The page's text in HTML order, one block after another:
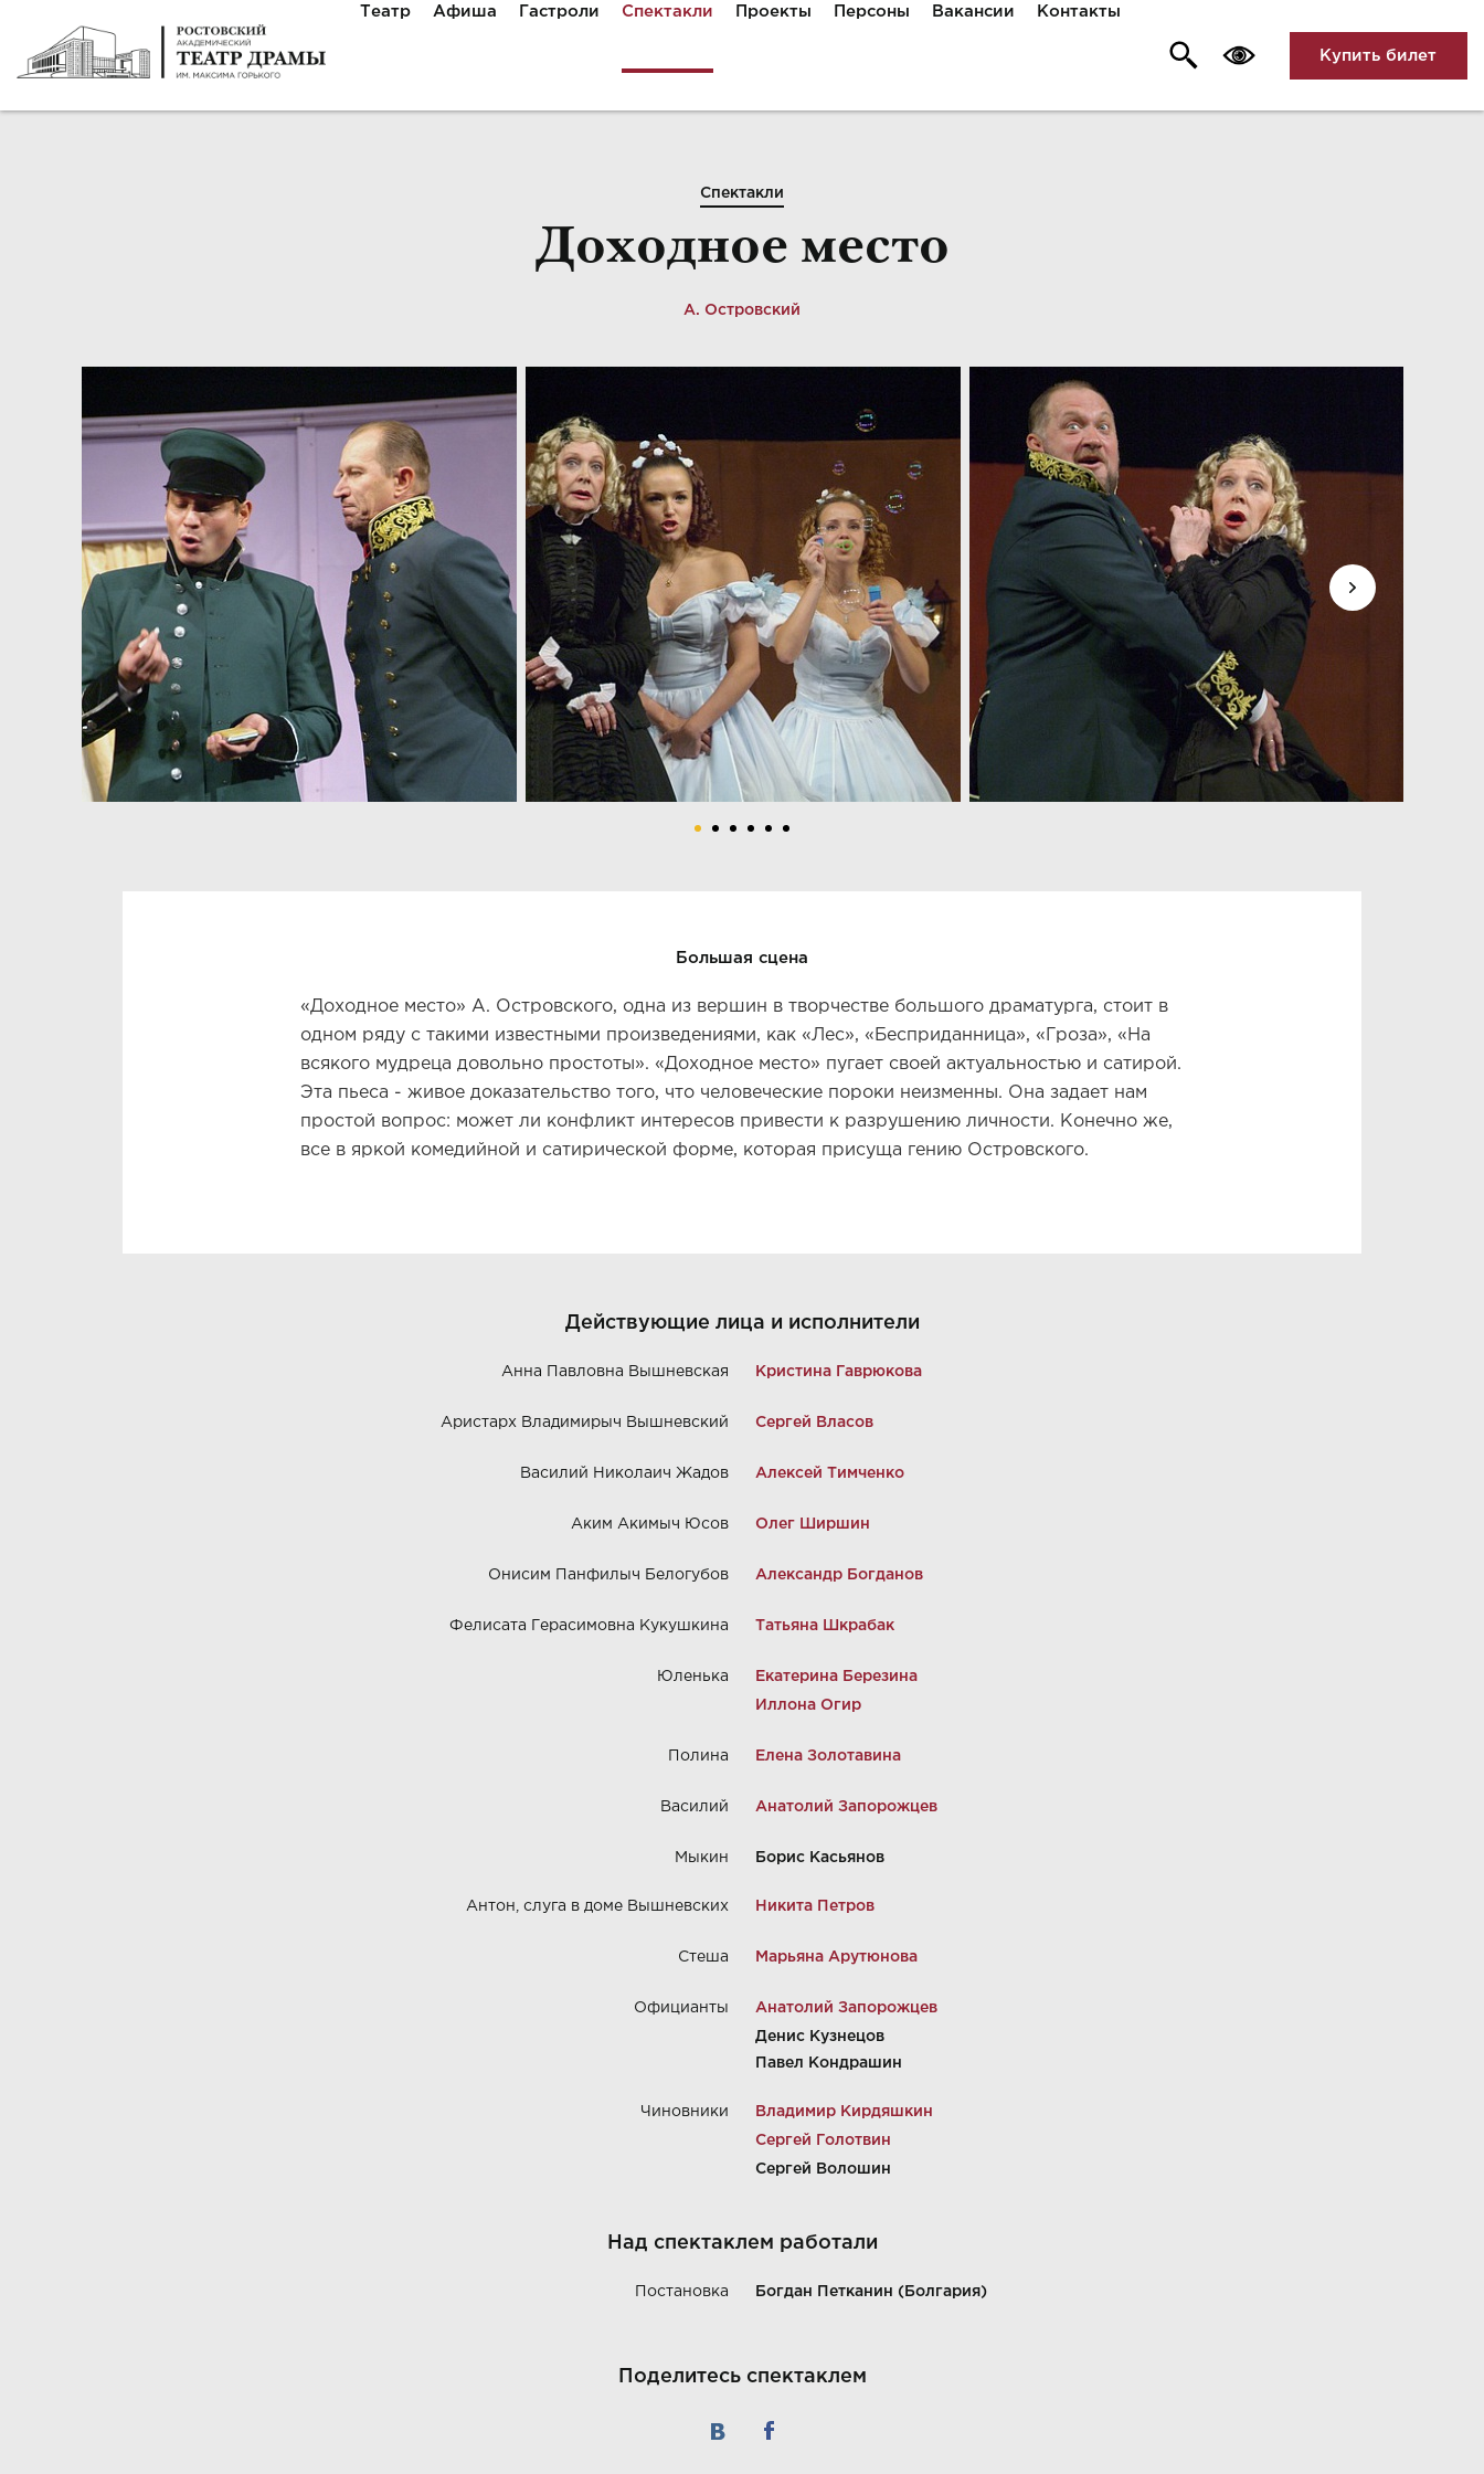
Театр Афиша Гастроли Спектакли Проекты Персоны Вакансии Контакты
Купить билет
Спектакли
Доходное место
А. Островский
Большая сцена
«Доходное место» А. Островского, одна из вершин в творчестве большого драматурга, стоит в
одном ряду с такими известными произведениями, как «Лес», «Бесприданница», «Гроза», «На
всякого мудреца довольно простоты». «Доходное место» пугает своей актуальностью и сатирой.
Эта пьеса - живое доказательство того, что человеческие пороки неизменны. Она задает нам
простой вопрос: может ли конфликт интересов привести к разрушению личности. Конечно же,
все в яркой комедийной и сатирической форме, которая присуща гению Островского.
Действующие лица и исполнители
Анна Павловна Вышневская Кристина Гаврюкова
Аристарх Владимирыч Вышневский Сергей Власов
Василий Николаич Жадов Алексей Тимченко
Аким Акимыч Юсов Олег Ширшин
Онисим Панфилыч Белогубов Александр Богданов
Фелисата Герасимовна Кукушкина Татьяна Шкрабак
Юленька Екатерина Березина
Иллона Огир
Полина Елена Золотавина
Василий Анатолий Запорожцев
Мыкин Борис Касьянов
Антон, слуга в доме Вышневских Никита Петров
Стеша Марьяна Арутюнова
Официанты Анатолий Запорожцев
Денис Кузнецов
Павел Кондрашин
Чиновники Владимир Кирдяшкин
Сергей Голотвин
Сергей Волошин
Над спектаклем работали
Постановка Богдан Петканин (Болгария)
Поделитесь спектаклем